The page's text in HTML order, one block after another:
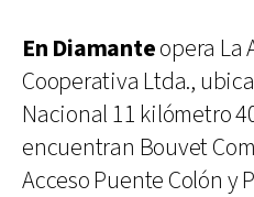
En Diamanteopera La
Cooperativa Ltda.,
Nacional 11 kilómetro
encuentran Bouvet
Acceso Puente Colón y